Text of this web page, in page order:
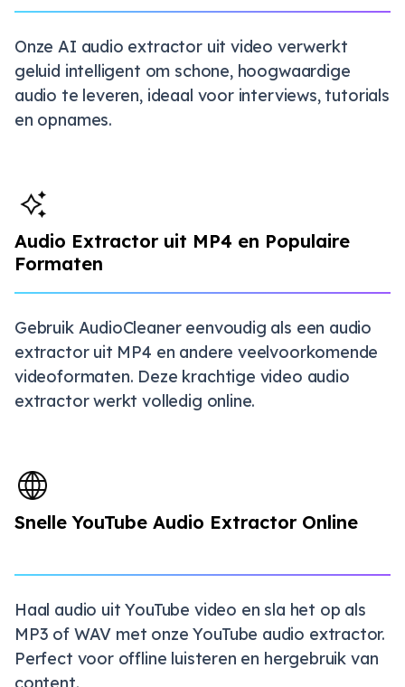
Onze AI audio extractor uit video verwerkt
geluid intelligent om schone, hoogwaardige
audio te leveren, ideaal voor interviews, tutorials
en opnames.
Audio Extractor uit MP4 en Populaire
Formaten
Gebruik AudioCleaner eenvoudig als een audio
extractor uit MP4 en andere veelvoorkomende
videoformaten. Deze krachtige video audio
extractor werkt volledig online.
Snelle YouTube Audio Extractor Online
Haal audio uit YouTube video en sla het op als
MP3 of WAV met onze YouTube audio extractor.
Perfect voor offline luisteren en hergebruik van
content.